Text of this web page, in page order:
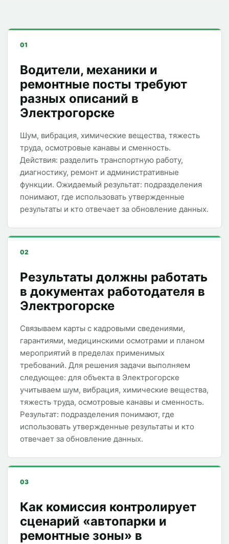
01
Водители, механики и
ремонтные посты требуют
разных описаний в
Электрогорске
Шум, вибрация, химические вещества, тяжесть
труда, осмотровые канавы и сменность.
Действия: разделить транспортную работу,
диагностику, ремонт и административные
функции. Ожидаемый результат: подразделения
понимают, где использовать утвержденные
результаты и кто отвечает за обновление данных.
02
Результаты должны работать
в документах работодателя в
Электрогорске
Связываем карты с кадровыми сведениями,
гарантиями, медицинскими осмотрами и планом
мероприятий в пределах применимых
требований. Для решения задачи выполняем
следующее: для объекта в Электрогорске
учитываем шум, вибрация, химические вещества,
тяжесть труда, осмотровые канавы и сменность.
Результат: подразделения понимают, где
использовать утвержденные результаты и кто
отвечает за обновление данных.
03
Как комиссия контролирует
сценарий «автопарки и
ремонтные зоны» в